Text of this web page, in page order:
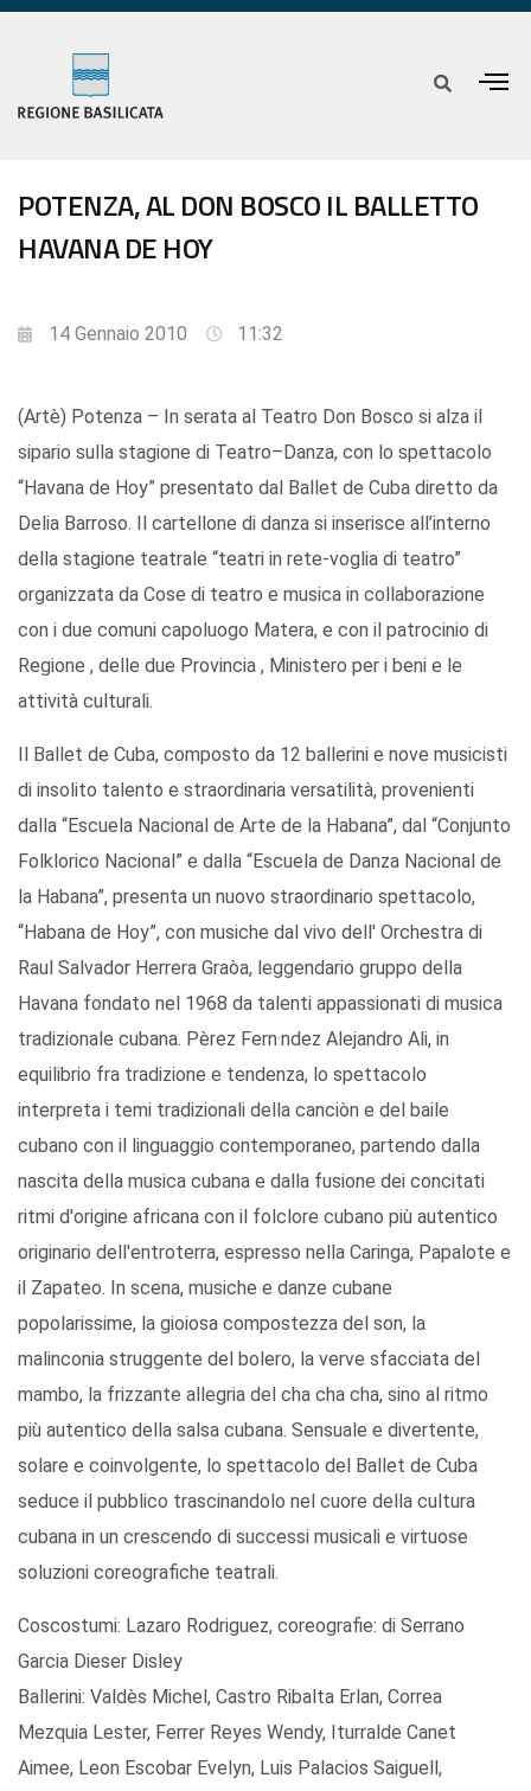
POTENZA, AL DON BOSCO IL BALLETTO
HAVANA DE HOY
14 Gennaio 2010 11:32
(Artè) Potenza – In serata al Teatro Don Bosco si alza il
sipario sulla stagione di Teatro–Danza, con lo spettacolo
“Havana de Hoy” presentato dal Ballet de Cuba diretto da
Delia Barroso. Il cartellone di danza si inserisce all’interno
della stagione teatrale “teatri in rete-voglia di teatro”
organizzata da Cose di teatro e musica in collaborazione
con i due comuni capoluogo Matera, e con il patrocinio di
Regione , delle due Provincia , Ministero per i beni e le
attività culturali.
Il Ballet de Cuba, composto da 12 ballerini e nove musicisti
di insolito talento e straordinaria versatilità, provenienti
dalla “Escuela Nacional de Arte de la Habana”, dal “Conjunto
Folklorico Nacional” e dalla “Escuela de Danza Nacional de
la Habana”, presenta un nuovo straordinario spettacolo,
“Habana de Hoy”, con musiche dal vivo dell' Orchestra di
Raul Salvador Herrera Graòa, leggendario gruppo della
Havana fondato nel 1968 da talenti appassionati di musica
tradizionale cubana. Pèrez Fern·ndez Alejandro Ali, in
equilibrio fra tradizione e tendenza, lo spettacolo
interpreta i temi tradizionali della canciòn e del baile
cubano con il linguaggio contemporaneo, partendo dalla
nascita della musica cubana e dalla fusione dei concitati
ritmi d'origine africana con il folclore cubano più autentico
originario dell'entroterra, espresso nella Caringa, Papalote e
il Zapateo. In scena, musiche e danze cubane
popolarissime, la gioiosa compostezza del son, la
malinconia struggente del bolero, la verve sfacciata del
mambo, la frizzante allegria del cha cha cha, sino al ritmo
più autentico della salsa cubana. Sensuale e divertente,
solare e coinvolgente, lo spettacolo del Ballet de Cuba
seduce il pubblico trascinandolo nel cuore della cultura
cubana in un crescendo di successi musicali e virtuose
soluzioni coreografiche teatrali.
Coscostumi: Lazaro Rodriguez, coreografie: di Serrano
Garcia Dieser Disley
Ballerini: Valdès Michel, Castro Ribalta Erlan, Correa
Mezquia Lester, Ferrer Reyes Wendy, Iturralde Canet
Aimee, Leon Escobar Evelyn, Luis Palacios Saiguell,